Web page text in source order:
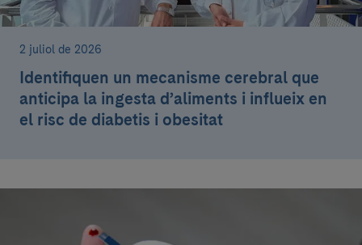
2 juliol de 2026
Identifiquen un mecanisme cerebral que
anticipa la ingesta d’aliments i influeix en
el risc de diabetis i obesitat